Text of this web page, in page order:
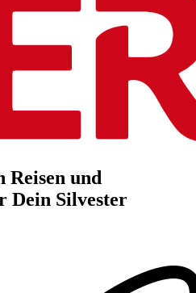
Reisen und
Dein Silvester